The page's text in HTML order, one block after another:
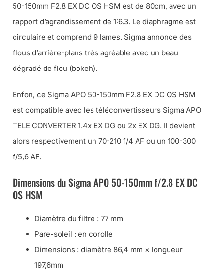
50-150mm F2.8 EX DC OS HSM est de 80cm, avec un
rapport d’agrandissement de 1:6.3. Le diaphragme est
circulaire et comprend 9 lames. Sigma annonce des
flous d’arrière-plans très agréable avec un beau
dégradé de flou (bokeh).
Enfon, ce Sigma APO 50-150mm F2.8 EX DC OS HSM
est compatible avec les téléconvertisseurs Sigma APO
TELE CONVERTER 1.4x EX DG ou 2x EX DG. Il devient
alors respectivement un 70-210 f/4 AF ou un 100-300
f/5,6 AF.
Dimensions du Sigma APO 50-150mm f/2.8 EX DC
OS HSM
Diamètre du filtre : 77 mm
Pare-soleil : en corolle
Dimensions : diamètre 86,4 mm × longueur
197,6mm